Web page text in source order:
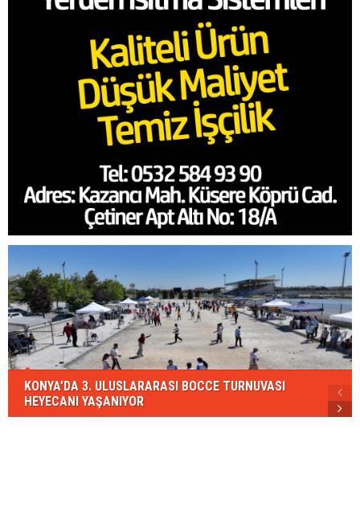
KONYA’DA 3. ULUSLARARASI BOCCE TURNUVASI
HEYECANI YAŞANIYOR